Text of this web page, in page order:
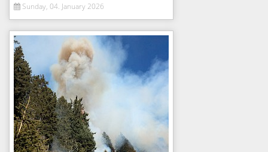
Sunday, 04. January 2026